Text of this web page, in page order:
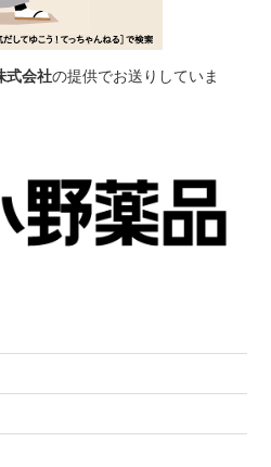
式会社の提供でお送りしていま